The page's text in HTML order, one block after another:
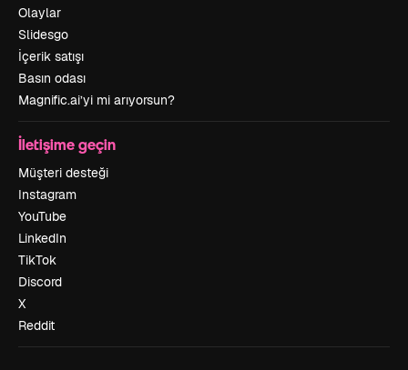
Olaylar
Slidesgo
İçerik satışı
Basın odası
Magnific.ai’yi mi arıyorsun?
İletişime geçin
Müşteri desteği
Instagram
YouTube
LinkedIn
TikTok
Discord
X
Reddit